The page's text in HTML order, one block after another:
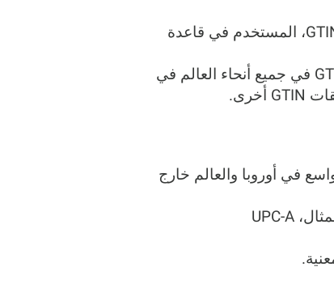
(باركود مع رقم تحقق). الرقم نفسه هو GTIN-12، المستخدم في قاعدة
: بينما يستخدم UPC-A بشكل أساسي في أمريكا الشمالية، يستخدم GTIN-12 في جميع أنحاء العالم في
يستخدم على نطاق واسع في أوروبا والعالم خارج